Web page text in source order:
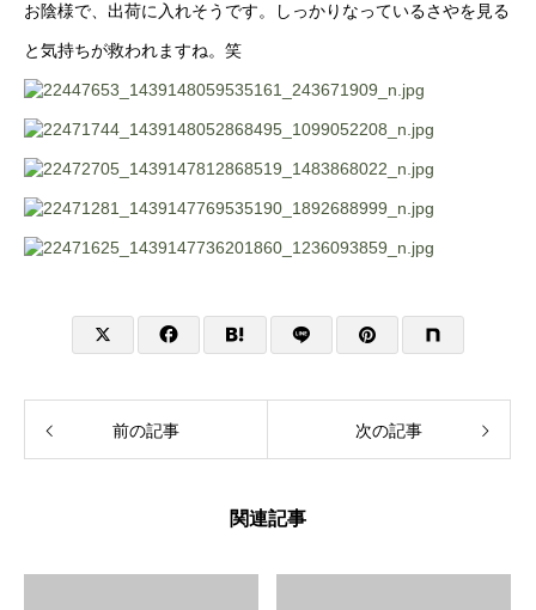
お陰様で、出荷に入れそうです。しっかりなっているさやを見る
と気持ちが救われますね。笑
前の記事 次の記事
関連記事